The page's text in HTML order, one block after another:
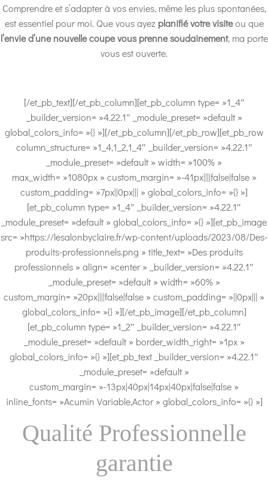
Comprendre et s’adapter à vos envies, même les plus spontanées,
est essentiel pour moi. Que vous ayez planifié votre visiteou que
l’envie d’une nouvelle coupe vous prenne soudainement, ma porte
vous est ouverte.
[/et_pb_text][/et_pb_column][et_pb_column type= »1_4″
_builder_version= »4.22.1″ _module_preset= »default »
global_colors_info= »{} »][/et_pb_column][/et_pb_row][et_pb_row
column_structure= »1_4,1_2,1_4″ _builder_version= »4.22.1″
_module_preset= »default » width= »100% »
max_width= »1080px » custom_margin= »-41px||||false|false »
custom_padding= »7px||0px||| » global_colors_info= »{} »]
[et_pb_column type= »1_4″ _builder_version= »4.22.1″
_module_preset= »default » global_colors_info= »{} »][et_pb_image
src= »https://lesalonbyclaire.fr/wp-content/uploads/2023/08/Des-
produits-professionnels.png » title_text= »Des produits
professionnels » align= »center » _builder_version= »4.22.1″
_module_preset= »default » width= »60% »
custom_margin= »20px||||false|false » custom_padding= »||0px||| »
global_colors_info= »{} »][/et_pb_image][/et_pb_column]
[et_pb_column type= »1_2″ _builder_version= »4.22.1″
_module_preset= »default » border_width_right= »1px »
global_colors_info= »{} »][et_pb_text _builder_version= »4.22.1″
_module_preset= »default »
custom_margin= »-13px|40px|14px|40px|false|false »
inline_fonts= »Acumin Variable,Actor » global_colors_info= »{} »]
Qualité Professionnelle
garantie